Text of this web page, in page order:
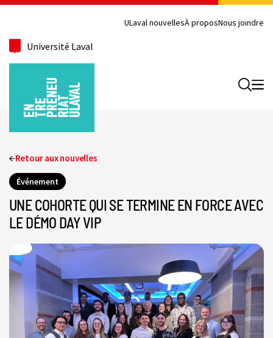
ULaval nouvellesÀ proposNous joindre
Université Laval
Retour aux nouvelles
Événement
UNE COHORTE QUI SE TERMINE EN FORCE AVEC
LE DÉMO DAY VIP